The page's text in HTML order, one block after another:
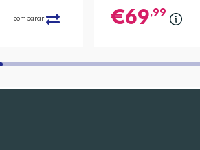
comparar 69,99